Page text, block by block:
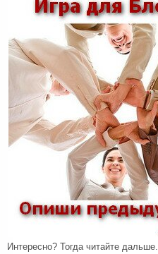
Интересно? Тогда читайте дальше.